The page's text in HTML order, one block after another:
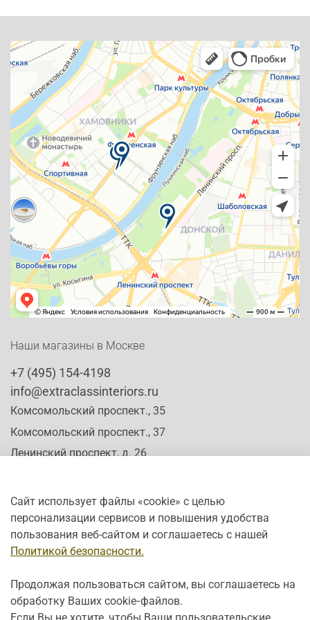
Наши магазины в Москве
+7 (495) 154-4198
info@extraclassinteriors.ru
Комсомольский проспект., 35
Комсомольский проспект., 37
Ленинский проспект, д. 26
Время работы:
Пн-Сб: c 10:00 - 20:00
Вс: с 12:00 - 19:00
Сайт использует файлы «cookie» с целью
персонализации сервисов и повышения удобства
пользования веб-сайтом и соглашаетесь с нашей
Политикой безопасности.
Продолжая пользоваться сайтом, вы соглашаетесь на
обработку Ваших cookie‑файлов.